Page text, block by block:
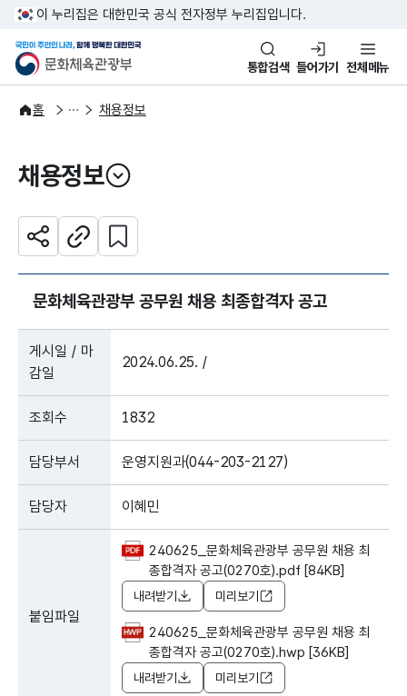
본문 바로가기
주메뉴 바로가기
이 누리집은 대한민국 공식 전자정부 누리집입니다.
문화체육관광부
국민이 주인인 나라, 함께 행복
통합검색 들어가기 전체메뉴
홈
알림·소식
알림 채용정보
채용정보
열기
공유하기주소복사
관심 콘텐츠 설정하기
문화체육관광부 공무원 채용 최종합격자 공고
게시일 / 마
감일
2024.06.25. /
조회수 1832
담당부서 운영지원과(044-203-2127)
담당자 이혜민
붙임파일
240625_문화체육관광부 공무원 채용 최
종합격자 공고(0270호).pdf [84KB]
내려받기 미리보기
240625_문화체육관광부 공무원 채용 최
종합격자 공고(0270호).hwp [36KB]
내려받기 미리보기